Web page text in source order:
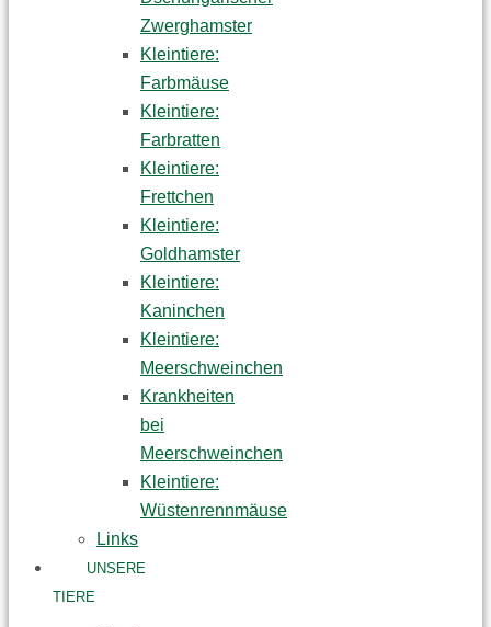
Zwerghamster
Kleintiere:
Farbmäuse
Kleintiere:
Farbratten
Kleintiere:
Frettchen
Kleintiere:
Goldhamster
Kleintiere:
Kaninchen
Kleintiere:
Meerschweinchen
Krankheiten
bei
Meerschweinchen
Kleintiere:
Wüstenrennmäuse
Links
UNSERE
TIERE